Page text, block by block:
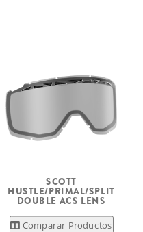
SCOTT
HUSTLE/PRIMAL/SPLIT
DOUBLE ACS LENS
Comparar Productos